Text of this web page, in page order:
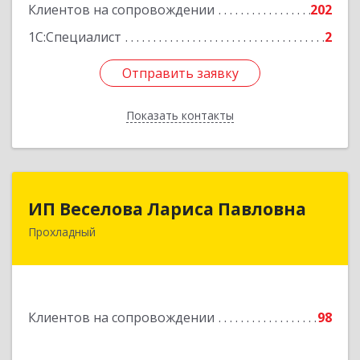
Клиентов на сопровождении
202
1С:Специалист
2
Отправить заявку
Показать контакты
Отправить заявку
Назад
ИП Веселова Лариса Павловна
Прохладный
Клиентов на сопровождении 98